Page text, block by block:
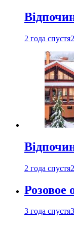
2 года спустя
2 года спустя
Розовое
3 года спустя